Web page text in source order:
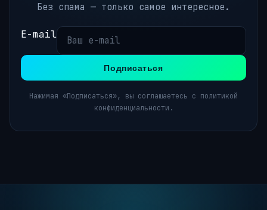
Без спама — только самое интересное.
E-mail
Подписаться
Нажимая «Подписаться», вы соглашаетесь с политикой
конфиденциальности.